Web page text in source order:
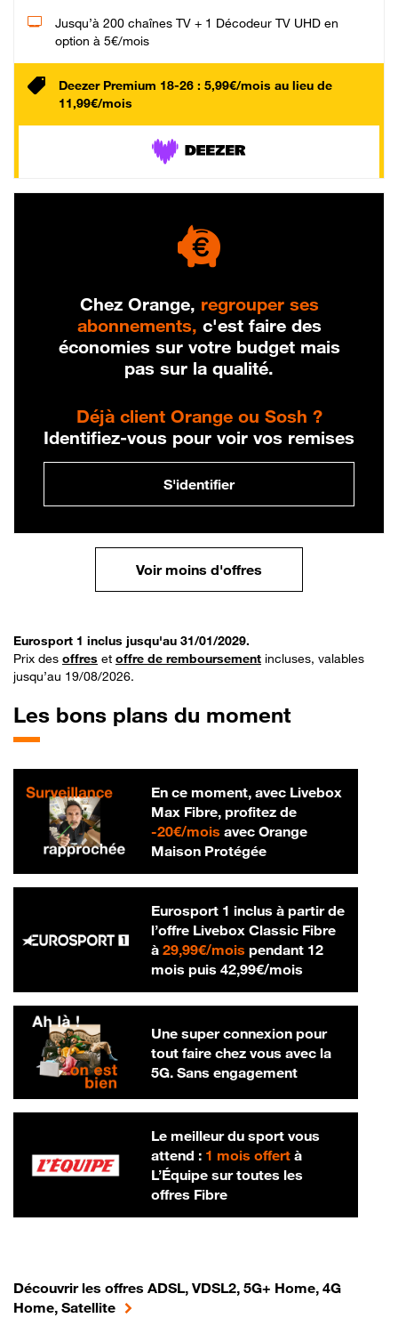
Jusqu’à 200 chaînes TV + 1 Décodeur TV UHD en
option à 5€/mois
Deezer Premium 18-26 : 5,99€/mois au lieu de
11,99€/mois
Chez Orange, regrouper ses
abonnements, c'est faire des
économies sur votre budget mais
pas sur la qualité.
Déjà client Orange ou Sosh ?
Identifiez-vous pour voir vos remises
S'identifier
Voir moins d'offres
Eurosport 1 inclus jusqu'au 31/01/2029.
Prix des offres et offre de remboursement incluses, valables
jusqu’au 19/08/2026.
Les bons plans du moment
En ce moment, avec Livebox
Max Fibre, profitez de
-20€/mois20 € par mois
avec Orange
Maison Protégée
Eurosport 1 inclus à partir de
l’offre Livebox Classic Fibre
à 29,99€/mois29,99 € par mois
pendant 12
mois puis 42,99€/mois42,99 € par
Une super connexion pour
tout faire chez vous avec la
5G. Sans engagement
Le meilleur du sport vous
attend : 1 mois offertà
L’Équipe sur toutes les
offres Fibre
Découvrir les offres ADSL, VDSL2, 5G+ Home, 4G
Home, Satellite